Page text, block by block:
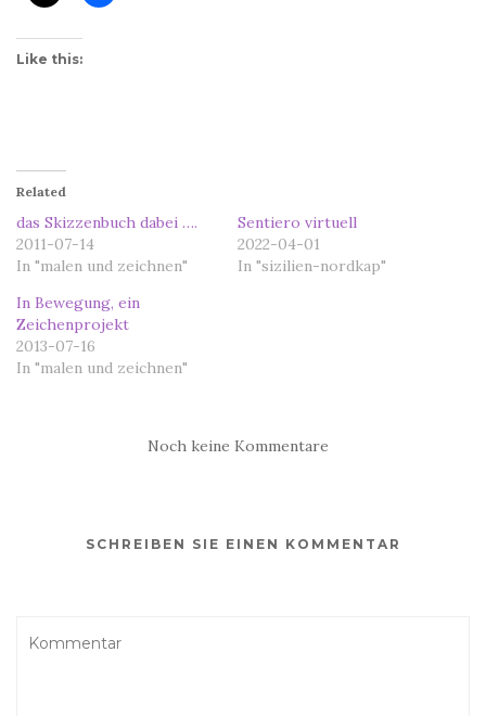
Like this:
Related
das Skizzenbuch dabei ….
2011-07-14
In "malen und zeichnen"
Sentiero virtuell
2022-04-01
In "sizilien-nordkap"
In Bewegung, ein
Zeichenprojekt
2013-07-16
In "malen und zeichnen"
Noch keine Kommentare
SCHREIBEN SIE EINEN KOMMENTAR